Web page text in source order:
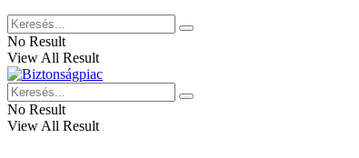
No Result
View All Result
No Result
View All Result